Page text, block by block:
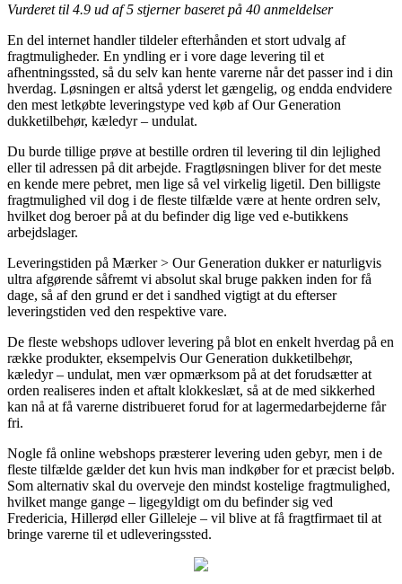
Vurderet til 4.9 ud af 5 stjerner baseret på 40 anmeldelser
En del internet handler tildeler efterhånden et stort udvalg af
fragtmuligheder. En yndling er i vore dage levering til et
afhentningssted, så du selv kan hente varerne når det passer ind i din
hverdag. Løsningen er altså yderst let gængelig, og endda endvidere
den mest letkøbte leveringstype ved køb af Our Generation
dukketilbehør, kæledyr – undulat.
Du burde tillige prøve at bestille ordren til levering til din lejlighed
eller til adressen på dit arbejde. Fragtløsningen bliver for det meste
en kende mere pebret, men lige så vel virkelig ligetil. Den billigste
fragtmulighed vil dog i de fleste tilfælde være at hente ordren selv,
hvilket dog beroer på at du befinder dig lige ved e-butikkens
arbejdslager.
Leveringstiden på Mærker > Our Generation dukker er naturligvis
ultra afgørende såfremt vi absolut skal bruge pakken inden for få
dage, så af den grund er det i sandhed vigtigt at du efterser
leveringstiden ved den respektive vare.
De fleste webshops udlover levering på blot en enkelt hverdag på en
række produkter, eksempelvis Our Generation dukketilbehør,
kæledyr – undulat, men vær opmærksom på at det forudsætter at
orden realiseres inden et aftalt klokkeslæt, så at de med sikkerhed
kan nå at få varerne distribueret forud for at lagermedarbejderne får
fri.
Nogle få online webshops præsterer levering uden gebyr, men i de
fleste tilfælde gælder det kun hvis man indkøber for et præcist beløb.
Som alternativ skal du overveje den mindst kostelige fragtmulighed,
hvilket mange gange – ligegyldigt om du befinder sig ved
Fredericia, Hillerød eller Gilleleje – vil blive at få fragtfirmaet til at
bringe varerne til et udleveringssted.